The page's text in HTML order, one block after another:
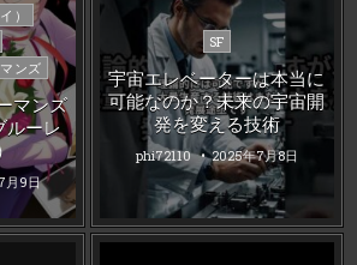
）
ンズ
マンズ
ルーレ
月9日
Posted
in
SF
宇宙エレベーターは本当に
可能なのか？未来の宇宙開
発を変える技術
phi72110 2025年7月8日